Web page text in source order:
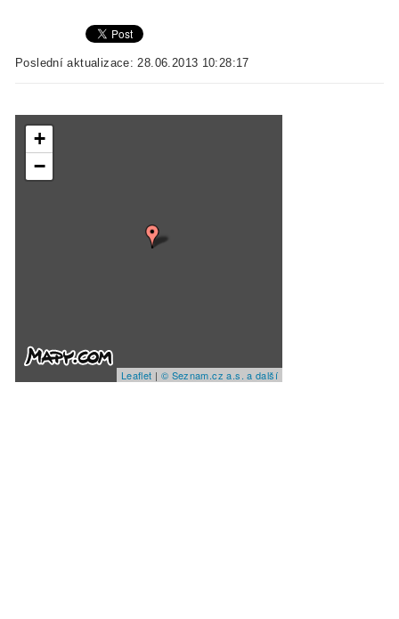
Poslední aktualizace: 28.06.2013 10:28:17
+
−
Leaflet | © Seznam.cz a.s. a další